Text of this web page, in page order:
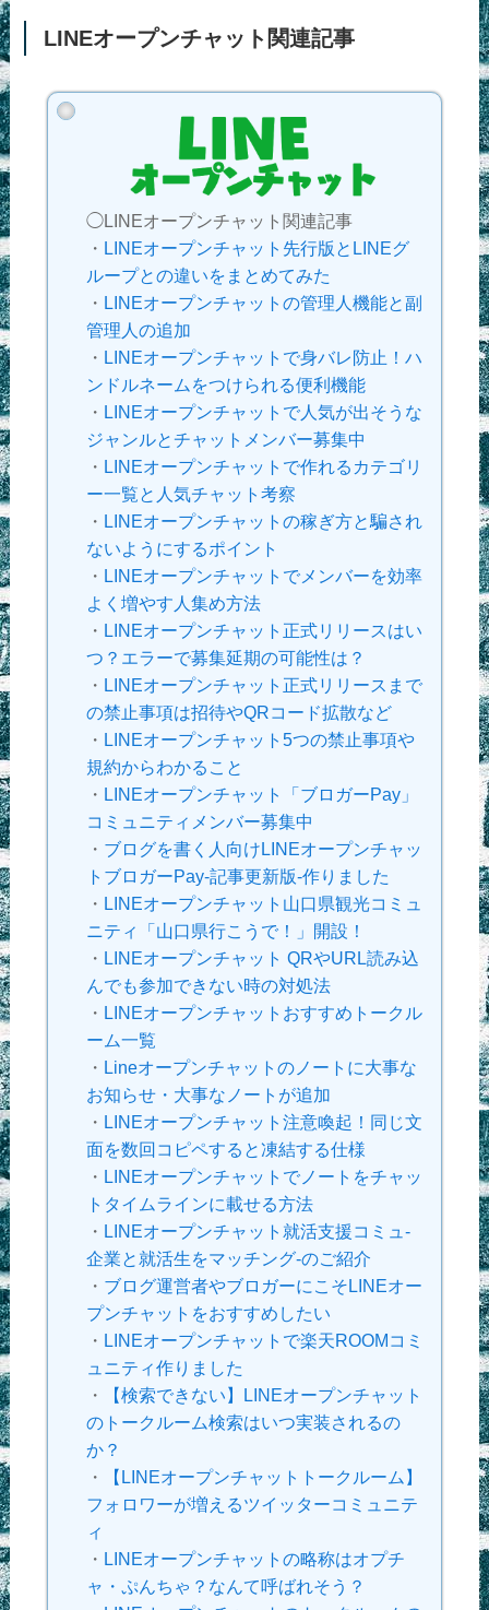
LINEオープンチャット関連記事
◯LINEオープンチャット関連記事
・ LINEオープンチャット先行版とLINEグ
ループとの違いをまとめてみた
・ LINEオープンチャットの管理人機能と副
管理人の追加
・ LINEオープンチャットで身バレ防止！ハ
ンドルネームをつけられる便利機能
・ LINEオープンチャットで人気が出そうな
ジャンルとチャットメンバー募集中
・ LINEオープンチャットで作れるカテゴリ
ー一覧と人気チャット考察
・ LINEオープンチャットの稼ぎ方と騙され
ないようにするポイント
・ LINEオープンチャットでメンバーを効率
よく増やす人集め方法
・ LINEオープンチャット正式リリースはい
つ？エラーで募集延期の可能性は？
・ LINEオープンチャット正式リリースまで
の禁止事項は招待やQRコード拡散など
・ LINEオープンチャット5つの禁止事項や
規約からわかること
・ LINEオープンチャット「ブロガーPay」
コミュニティメンバー募集中
・ ブログを書く人向けLINEオープンチャッ
トブロガーPay-記事更新版-作りました
・ LINEオープンチャット山口県観光コミュ
ニティ「山口県行こうで！」開設！
・ LINEオープンチャット QRやURL読み込
んでも参加できない時の対処法
・ LINEオープンチャットおすすめトークル
ーム一覧
・ Lineオープンチャットのノートに大事な
お知らせ・大事なノートが追加
・ LINEオープンチャット注意喚起！同じ文
面を数回コピペすると凍結する仕様
・ LINEオープンチャットでノートをチャッ
トタイムラインに載せる方法
・ LINEオープンチャット就活支援コミュ-
企業と就活生をマッチング-のご紹介
・ ブログ運営者やブロガーにこそLINEオー
プンチャットをおすすめしたい
・ LINEオープンチャットで楽天ROOMコミ
ュニティ作りました
・
【検索できない】LINEオープンチャット
のトークルーム検索はいつ実装されるの
か？
・
【LINEオープンチャットトークルーム】
フォロワーが増えるツイッターコミュニテ
ィ
・ LINEオープンチャットの略称はオプチ
ャ・ぷんちゃ？なんて呼ばれそう？